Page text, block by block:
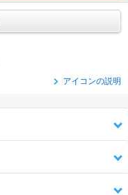
アイコンの説明